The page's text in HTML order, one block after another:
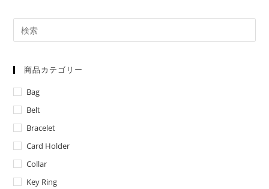
使
訣
商品カテゴリー
Bag
Belt
Bracelet
Card Holder
Collar
Key Ring